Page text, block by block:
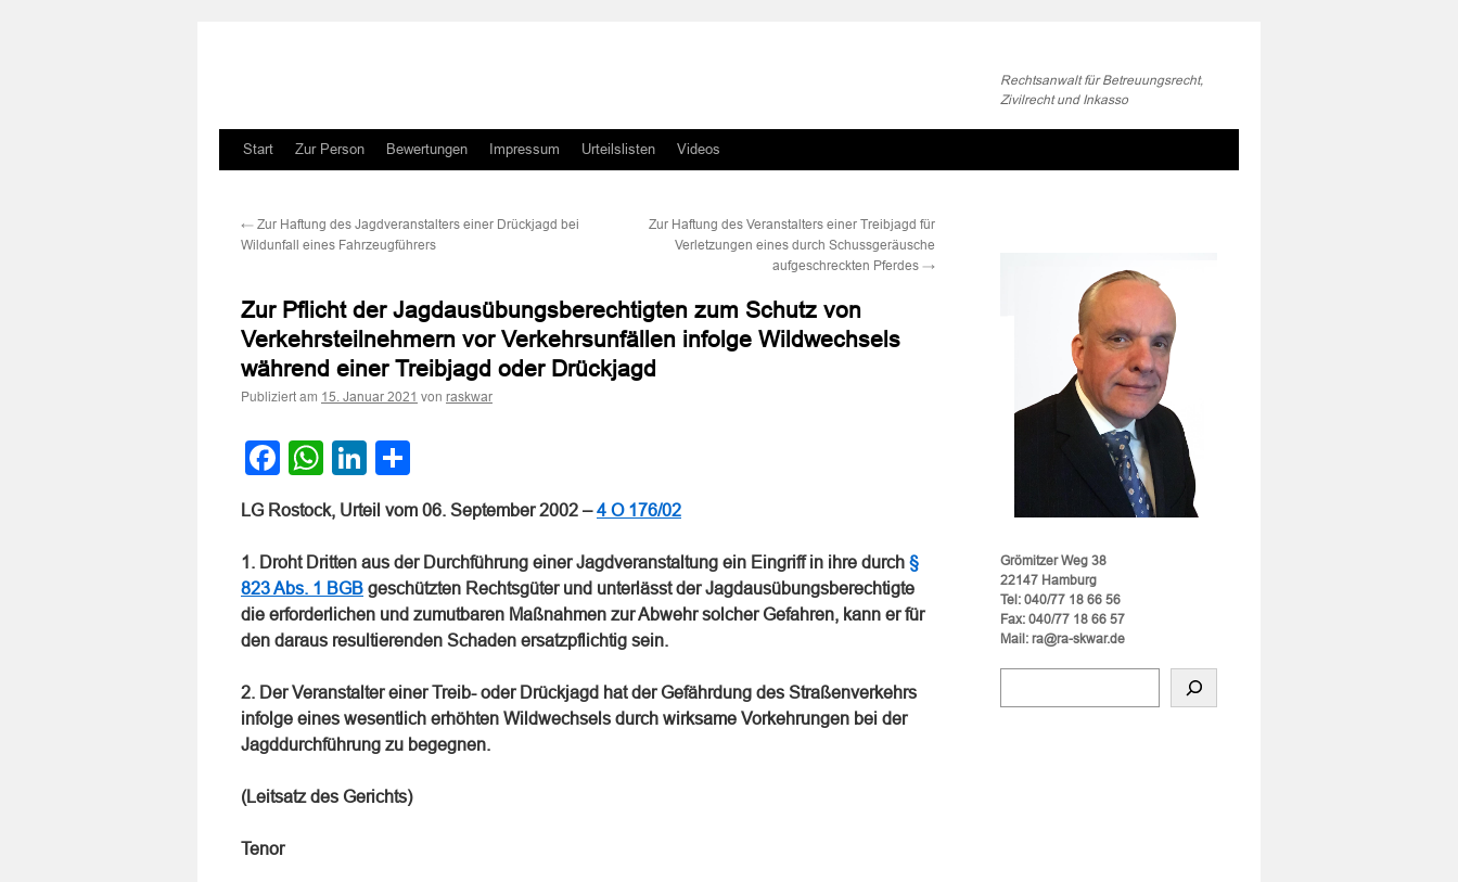
Rechtsanwalt für Betreuungsrecht,
Zivilrecht und Inkasso
Zum
springen
Start Zur Person Bewertungen Impressum Urteilslisten Videos
← Zur Haftung des Jagdveranstalters einer Drückjagd bei
Wildunfall eines Fahrzeugführers
Zur Haftung des Veranstalters einer Treibjagd für
Verletzungen eines durch Schussgeräusche
aufgeschreckten Pferdes →
Zur Pflicht der Jagdausübungsberechtigten zum Schutz von
Verkehrsteilnehmern vor Verkehrsunfällen infolge Wildwechsels
während einer Treibjagd oder Drückjagd
Publiziert am 15. Januar 2021 von raskwar
Facebook
WhatsApp
LinkedIn
LG Rostock, Urteil vom 06. September 2002 –4 O 176/02
1. Droht Dritten aus der Durchführung einer Jagdveranstaltung ein Eingriff in ihre durch §
823 Abs. 1 BGB geschützten Rechtsgüter und unterlässt der Jagdausübungsberechtigte
die erforderlichen und zumutbaren Maßnahmen zur Abwehr solcher Gefahren, kann er für
den daraus resultierenden Schaden ersatzpflichtig sein.
2. Der Veranstalter einer Treib- oder Drückjagd hat der Gefährdung des Straßenverkehrs
infolge eines wesentlich erhöhten Wildwechsels durch wirksame Vorkehrungen bei der
Jagddurchführung zu begegnen.
(Leitsatz des Gerichts)
Tenor
Grömitzer Weg 38
22147 Hamburg
Tel: 040/77 18 66 56
Fax: 040/77 18 66 57
Mail: ra@ra-skwar.de